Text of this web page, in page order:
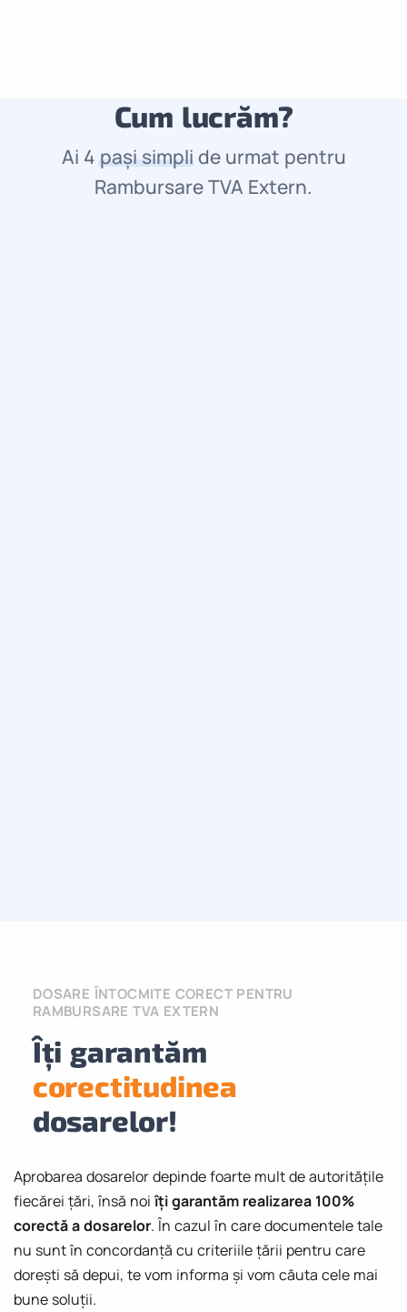
Cum lucrăm?
Ai 4 pași simpli de urmat pentru
Rambursare TVA Extern.
DOSARE ÎNTOCMITE CORECT PENTRU
RAMBURSARE TVA EXTERN
Îți garantăm
corectitudinea
dosarelor!
Aprobarea dosarelor depinde foarte mult de autoritățile
fiecărei țări, însă noiîți garantăm realizarea 100%
corectă a dosarelor. În cazul în care documentele tale
nu sunt în concordanță cu criteriile țării pentru care
dorești să depui, te vom informa și vom căuta cele mai
bune soluții.